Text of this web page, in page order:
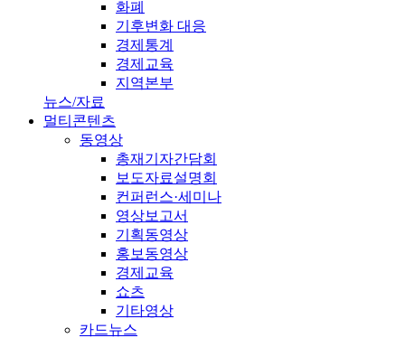
화폐
기후변화 대응
경제통계
경제교육
지역본부
뉴스/자료
멀티콘텐츠
동영상
총재기자간담회
보도자료설명회
컨퍼런스·세미나
영상보고서
기획동영상
홍보동영상
경제교육
쇼츠
기타영상
카드뉴스